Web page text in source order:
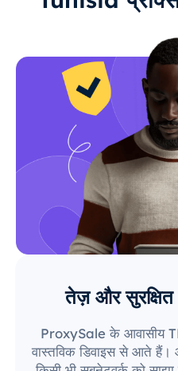
तेज़ और सुरक्षित
ProxySale के आवासीय
वास्तविक डिवाइस से आते